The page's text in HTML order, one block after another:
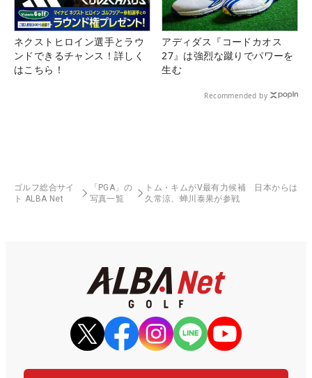
ネクストヒロイン選手とラウ
ンドできるチャンス！詳しく
はこちら！
アディダス『コードカオス
27』は強烈な蹴りでパワーを
生む
Recommended by
ゴルフ総合サイ
ト ALBA Net
「PGA」の
写真一覧
トム・キムがV最有力候補 日本からは
久常涼、蝉川泰果が参戦